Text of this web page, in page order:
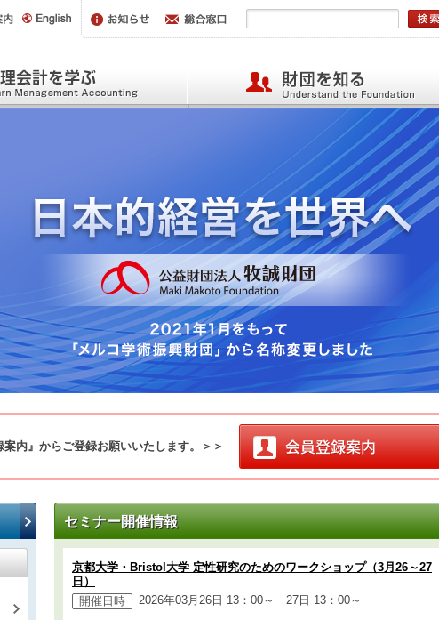
内』からご登録お願いいたします。＞＞
セミナー開催情報
京都大学・Bristol大学 定性研究のためのワークショップ（3月26～27
日）
開催日時
2026年03月26日 13：00～ 27日 13：00～